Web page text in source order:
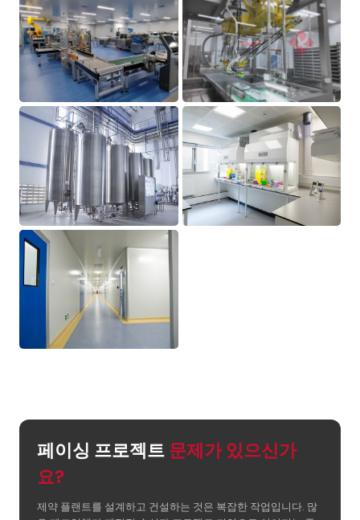
페이싱 프로젝트문제가 있으신가
요?
제약 플랜트를 설계하고 건설하는 것은 복잡한 작업입니다. 많